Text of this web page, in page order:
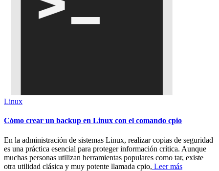
Linux
Cómo crear un backup en Linux con el comando cpio
En la administración de sistemas Linux, realizar copias de seguridad
es una práctica esencial para proteger información crítica. Aunque
muchas personas utilizan herramientas populares como tar, existe
otra utilidad clásica y muy potente llamada cpio, Leer más